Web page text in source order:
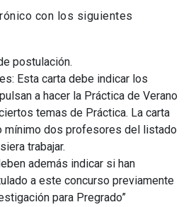
con los siguientes
postulación.
Esta carta debe indicar los
a hacer la Práctica de Verano
temas de Práctica. La carta
mínimo dos profesores del listado
trabajar.
además indicar si han
a este concurso previamente
para Pregrado”